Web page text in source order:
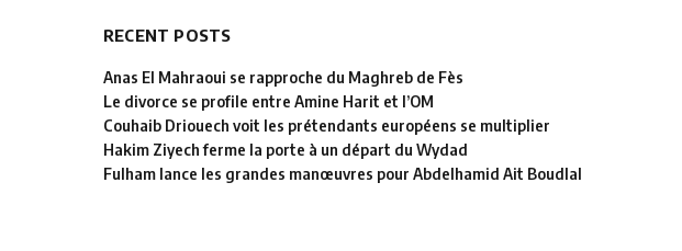
RECENT POSTS
Anas El Mahraoui se rapproche du Maghreb de Fès
Le divorce se profile entre Amine Harit et l’OM
Couhaib Driouech voit les prétendants européens se multiplier
Hakim Ziyech ferme la porte à un départ du Wydad
Fulham lance les grandes manœuvres pour Abdelhamid Ait Boudlal